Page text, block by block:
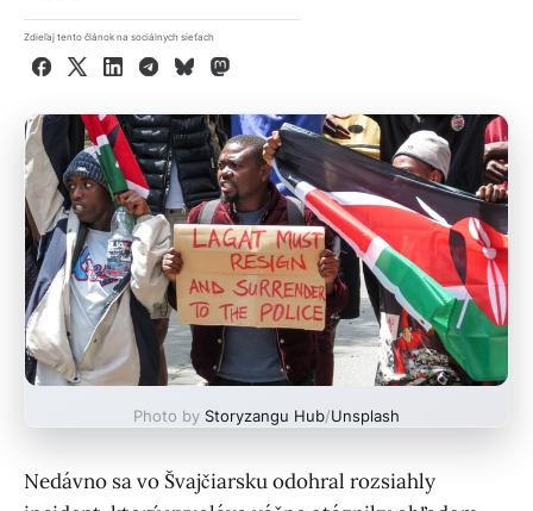
Zdieľaj tento článok na sociálnych sieťach
Facebook
X LinkedInTelegram
BlueskyMastodon
Photo by Storyzangu Hub/Unsplash
Nedávno sa vo Švajčiarsku odohral rozsiahly